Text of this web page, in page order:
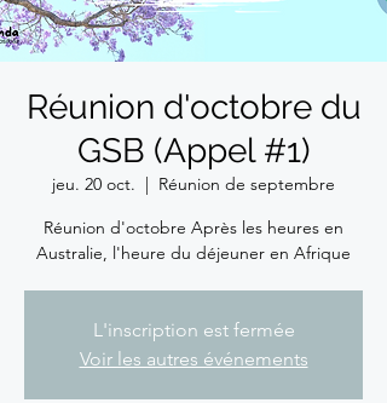
Réunion d'octobre du
GSB (Appel #1)
jeu. 20 oct.
  |
Réunion de septembre
Réunion d'octobre Après les heures en
Australie, l'heure du déjeuner en Afrique
L'inscription est fermée
Voir les autres événements